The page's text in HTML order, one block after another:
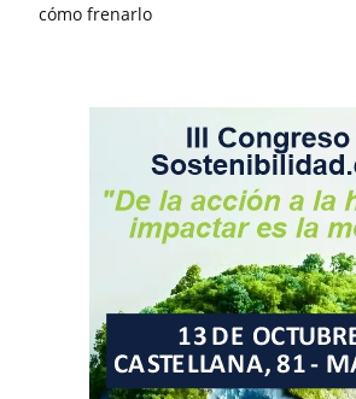
cómo frenarlo